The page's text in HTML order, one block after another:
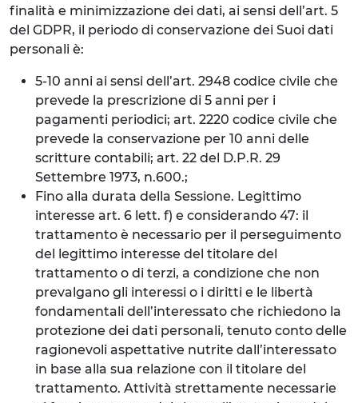
finalità e minimizzazione dei dati, ai sensi dell’art. 5
del GDPR, il periodo di conservazione dei Suoi dati
personali è:
5-10 anni ai sensi dell’art. 2948 codice civile che
prevede la prescrizione di 5 anni per i
pagamenti periodici; art. 2220 codice civile che
prevede la conservazione per 10 anni delle
scritture contabili; art. 22 del D.P.R. 29
Settembre 1973, n.600.;
Fino alla durata della Sessione. Legittimo
interesse art. 6 lett. f) e considerando 47: il
trattamento è necessario per il perseguimento
del legittimo interesse del titolare del
trattamento o di terzi, a condizione che non
prevalgano gli interessi o i diritti e le libertà
fondamentali dell’interessato che richiedono la
protezione dei dati personali, tenuto conto delle
ragionevoli aspettative nutrite dall’interessato
in base alla sua relazione con il titolare del
trattamento. Attività strettamente necessarie